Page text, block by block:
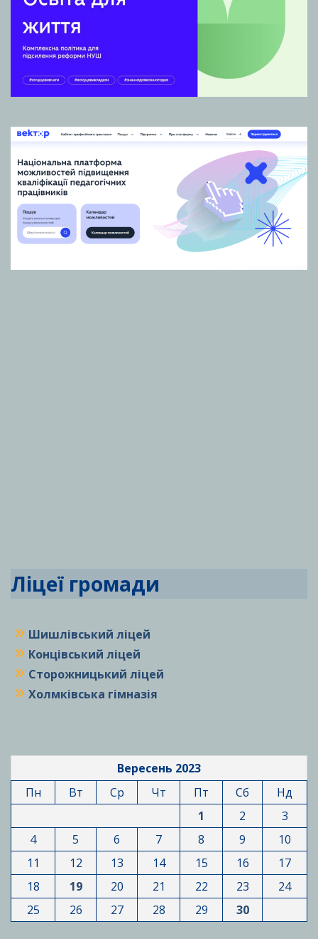
Ліцеї громади
Шишлівський ліцей
Концівський ліцей
Сторожницький ліцей
Холмківська гімназія
Вересень 2023
Пн
Вт Ср Чт Пт Сб
Нд
1
2
3
4
5 6 7 8 9
10
11
12 13 14 15 16
17
18
19 20 21 22 23
24
25
26 27 28 29 30